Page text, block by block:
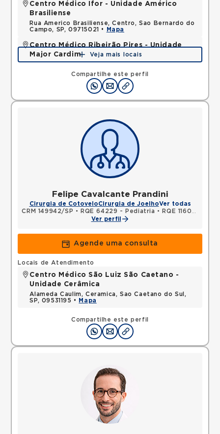
Compartilhe este perfil
Centro Médico Ifor - Unidade Américo
Brasiliense
Rua Americo Brasiliense, Centro, Sao Bernardo do
Campo, SP, 09715021 •
Mapa
Centro Médico Ribeirão Pires - Unidade
Major Cardim
Rua Major Cardim, Suissa, Ribeirao Pires, SP,
Mapa
Veja mais locais
Felipe Cavalcante Prandini
Cirurgia de CotoveloCirurgia de JoelhoVer todas
CRM 149942/SP • RQE 64229 - Pediatria •
RQE 116065 - Ortopedia e traumatologia
Ver perfil
Agende uma consulta
Compartilhe este perfil
Locais de Atendimento
Centro Médico São Luiz São Caetano -
Unidade Cerâmica
Alameda Caulim, Ceramica, Sao Caetano do Sul,
SP, 09531195 •
Mapa